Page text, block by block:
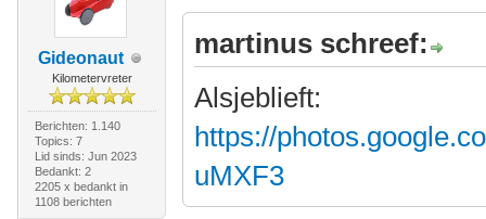
Gideonaut
Kilometervreter
Berichten: 1.140
Topics: 7
Lid sinds: Jun 2023
Bedankt: 2
2205 x bedankt in
1108 berichten
martinus schreef:
Alsjeblieft:
https://
uMXF3